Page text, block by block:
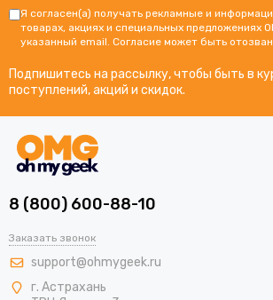
Я согласен(а) получать рекламные и
товарах, акциях и специальных предложениях
указанный email. Согласие может быть
Подпишитесь на рассылку, чтобы быть в
поступлений, акций и скидок.
8 (800) 600-88-10
Заказать звонок
support@ohmygeek.ru
г. Астрахань